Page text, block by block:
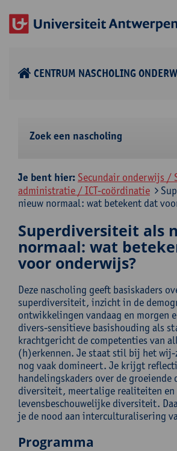
CENTRUM NASCHOLING
Zoek een nascholing
Je bent hier: Secundair onderwijs /
administratie / ICT-coördinatie
nieuw normaal: wat betekent dat
Superdiversiteit als
normaal: wat
voor onderwijs?
Deze nascholing geeft basiskaders
superdiversiteit, inzicht in de
ontwikkelingen vandaag en morgen
divers-sensitieve basishouding als
krachtgericht de competenties van
(h)erkennen. Je staat stil bij het
nog vaak domineert. Je krijgt
handelingskaders over de
diversiteit, meertalige realiteiten en
levensbeschouwelijke diversiteit.
je de nood aan interculturalisering
Programma